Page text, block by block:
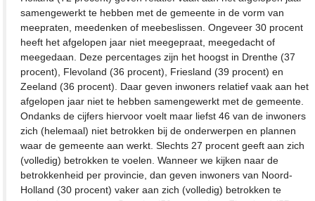
samengewerkt te hebben met de gemeente in de vorm van
meepraten, meedenken of meebeslissen. Ongeveer 30 procent
heeft het afgelopen jaar niet meegepraat, meegedacht of
meegedaan. Deze percentages zijn het hoogst in Drenthe (37
procent), Flevoland (36 procent), Friesland (39 procent) en
Zeeland (36 procent). Daar geven inwoners relatief vaak aan het
afgelopen jaar niet te hebben samengewerkt met de gemeente.
Ondanks de cijfers hiervoor voelt maar liefst 46 van de inwoners
zich (helemaal) niet betrokken bij de onderwerpen en plannen
waar de gemeente aan werkt. Slechts 27 procent geeft aan zich
(volledig) betrokken te voelen. Wanneer we kijken naar de
betrokkenheid per provincie, dan geven inwoners van Noord-
Holland (30 procent) vaker aan zich (volledig) betrokken te